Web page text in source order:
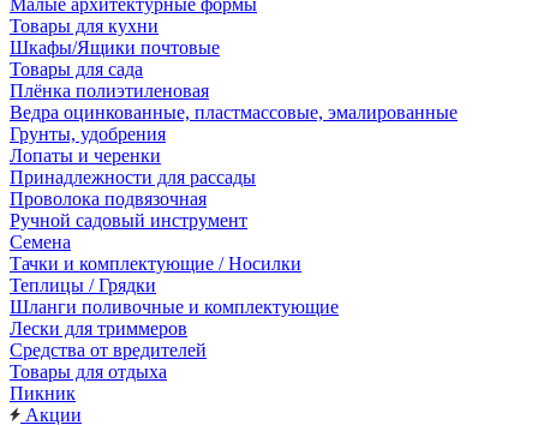
Малые архитектурные формы
Товары для кухни
Шкафы/Ящики почтовые
Товары для сада
Плёнка полиэтиленовая
Ведра оцинкованные, пластмассовые, эмалированные
Грунты, удобрения
Лопаты и черенки
Принадлежности для рассады
Проволока подвязочная
Ручной садовый инструмент
Семена
Тачки и комплектующие / Носилки
Теплицы / Грядки
Шланги поливочные и комплектующие
Лески для триммеров
Средства от вредителей
Товары для отдыха
Пикник
Акции